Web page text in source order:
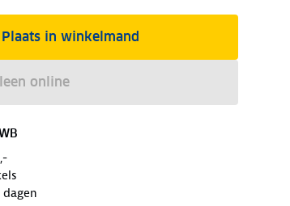
Plaats in winkelmand
online